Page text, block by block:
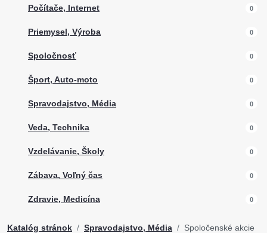
Počítače, Internet 0
Priemysel, Výroba 0
Spoločnosť 0
Šport, Auto-moto 0
Spravodajstvo, Média 0
Veda, Technika 0
Vzdelávanie, Školy 0
Zábava, Voľný čas 0
Zdravie, Medicína 0
Katalóg stránok Spravodajstvo, Média Spoločenské akcie